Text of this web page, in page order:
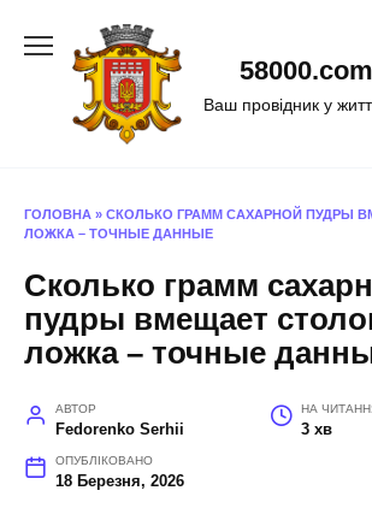
Ваш провідник у
ГОЛОВНА » СКОЛЬКО ГРАММ САХАРНОЙ ПУДРЫ
ЛОЖКА – ТОЧНЫЕ ДАННЫЕ
Сколько грамм
пудры вмещает
ложка – точные
АВТОР
Fedorenko Serhii
НА
3 хв
ОПУБЛІКОВАНО
18 Березня, 2026